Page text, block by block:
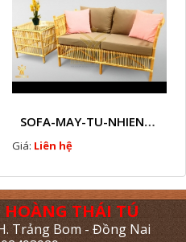
SOFA-MAY-TU-NHIEN-HTT - M7
Giá: Liên hệ
THÁI TÚ
Trảng Bom - Đồng Nai